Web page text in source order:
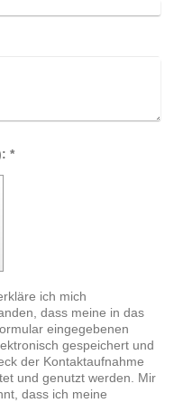
Captcha (Spam-Schutz-Code): *
ich mich
dass meine in das
eingegebenen
gespeichert und
der Kontaktaufnahme
und genutzt werden. Mir
dass ich meine